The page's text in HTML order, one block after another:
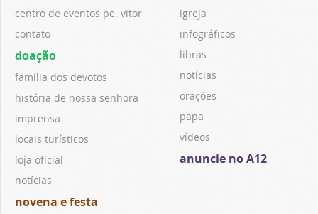
centro de eventos pe. vitor
contato
doação
família dos devotos
história de nossa senhora
imprensa
locais turísticos
loja oficial
notícias
novena e festa
igreja
infográficos
libras
notícias
orações
papa
vídeos
anuncie no A12